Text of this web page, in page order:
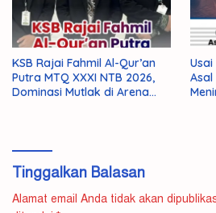
KSB Rajai Fahmil Al-Qur’an
Putra MTQ XXXI NTB 2026,
Dominasi Mutlak di Arena
Tinggalkan Balasan
Alamat email Anda tidak akan